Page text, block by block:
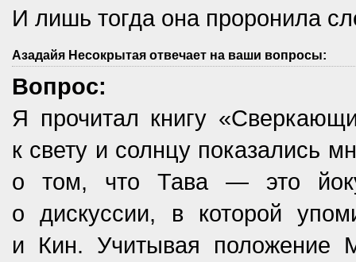
И лишь тогда она проронила
Азадайя Несокрытая отвечает на ваши вопросы:
Вопрос:
Я прочитал книгу
к свету и солнцу показались
о том, что Тава — это
о дискуссии, в которой
и Кин. Учитывая положение